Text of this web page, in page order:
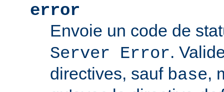
error
Envoie un code de
Server Error.
directives, sauf base,